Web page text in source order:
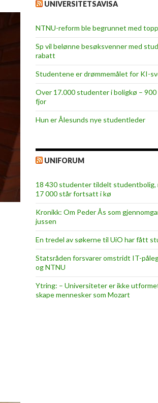
UNIVERSITETSAVISA
NTNU-reform ble begrunnet med
Sp vil belønne besøksvenner med
rabatt
Studentene er drømmemålet for KI-
Over 17.000 studenter i boligkø –
fjor
Hun er Ålesunds nye studentleder
UNIFORUM
18 430 studenter tildelt studentbolig,
17 000 står fortsatt i kø
Kronikk: Om Peder Ås som
jussen
En tredel av søkerne til UiO har fått
Statsråden forsvarer omstridt IT-
og NTNU
Ytring: – Universiteter er ikke
skape mennesker som Mozart